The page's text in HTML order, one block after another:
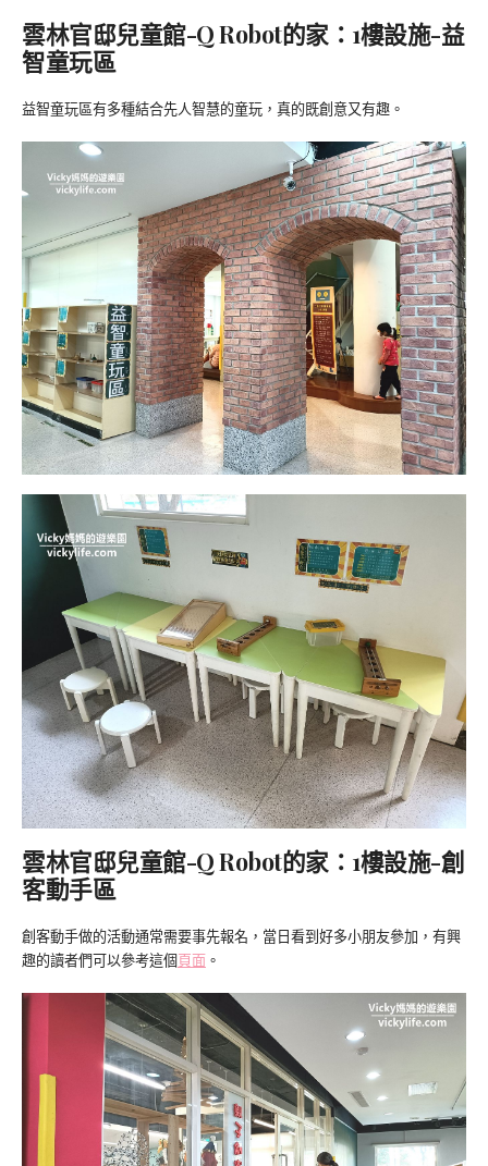
雲林官邸兒童館-Q Robot的家：1樓設施-益
智童玩區
益智童玩區有多種結合先人智慧的童玩，真的既創意又有趣。
雲林官邸兒童館-Q Robot的家：1樓設施-創
客動手區
創客動手做的活動通常需要事先報名，當日看到好多小朋友參加，有興
趣的讀者們可以參考這個頁面 。